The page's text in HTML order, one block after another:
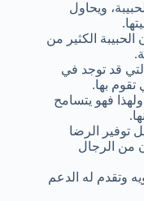
ويحاول
الكثير من
قد توجد في
بها.
فهو يتسامح
توفير الرضا
من الرجال
وتقدم له الدعم